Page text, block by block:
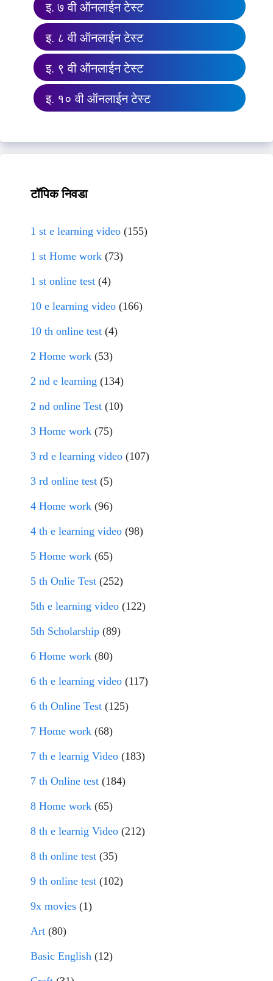
इ. ७ वी ऑनलाईन टेस्ट
इ. ८ वी ऑनलाईन टेस्ट
इ. ९ वी ऑनलाईन टेस्ट
इ. १० वी ऑनलाईन टेस्ट
टॉपिक निवडा
1 st e learning video (155)
1 st Home work (73)
1 st online test (4)
10 e learning video (166)
10 th online test (4)
2 Home work (53)
2 nd e learning (134)
2 nd online Test (10)
3 Home work (75)
3 rd e learning video (107)
3 rd online test (5)
4 Home work (96)
4 th e learning video (98)
5 Home work (65)
5 th Onlie Test (252)
5th e learning video (122)
5th Scholarship (89)
6 Home work (80)
6 th e learning video (117)
6 th Online Test (125)
7 Home work (68)
7 th e learnig Video (183)
7 th Online test (184)
8 Home work (65)
8 th e learnig Video (212)
8 th online test (35)
9 th online test (102)
9x movies (1)
Art (80)
Basic English (12)